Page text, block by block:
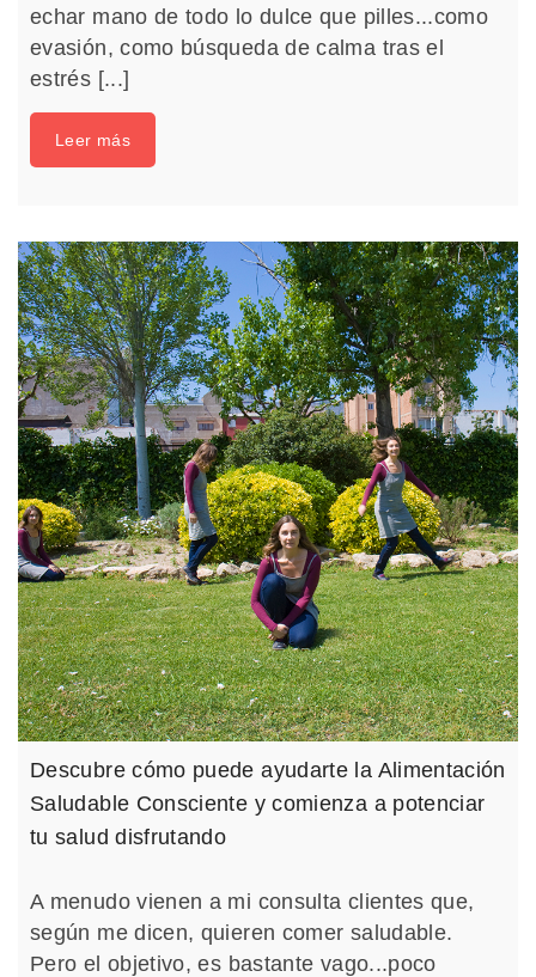
echar mano de todo lo dulce que pilles...como
evasión, como búsqueda de calma tras el
estrés [...]
Leer más
Descubre cómo puede ayudarte la Alimentación
Saludable Consciente y comienza a potenciar
tu salud disfrutando
A menudo vienen a mi consulta clientes que,
según me dicen, quieren comer saludable.
Pero el objetivo, es bastante vago...poco